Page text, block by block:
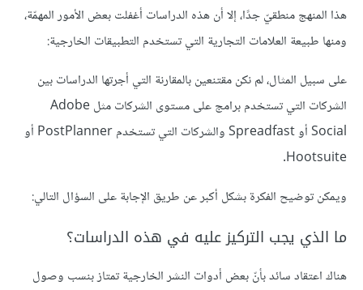
هذا المنهج منطقيّ جدًا، إلا أن هذه الدراسات أغفلت بعض الأمور المهمّة،
ومنها طبيعة العلامات التجارية التي تستخدم التطبيقات الخارجية:
على سبيل المثال، لم نكن مقتنعين بالمقارنة التي أجرتها الدراسات بين
الشركات التي تستخدم برامج على مستوى الشركات مثل Adobe
Social أو Spreadfast والشركات التي تستخدم PostPlanner أو
Hootsuite.
ويمكن توضيح الفكرة بشكل أكبر عن طريق الإجابة على السؤال التالي:
ما الذي يجب التركيز عليه في هذه الدراسات؟
هناك اعتقاد سائد بأنّ بعض أدوات النشر الخارجية تمتاز بنسب وصول